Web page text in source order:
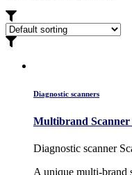
Diagnostic scanners
Multibrand Scanner
Diagnostic scanner
A unique multi-brand